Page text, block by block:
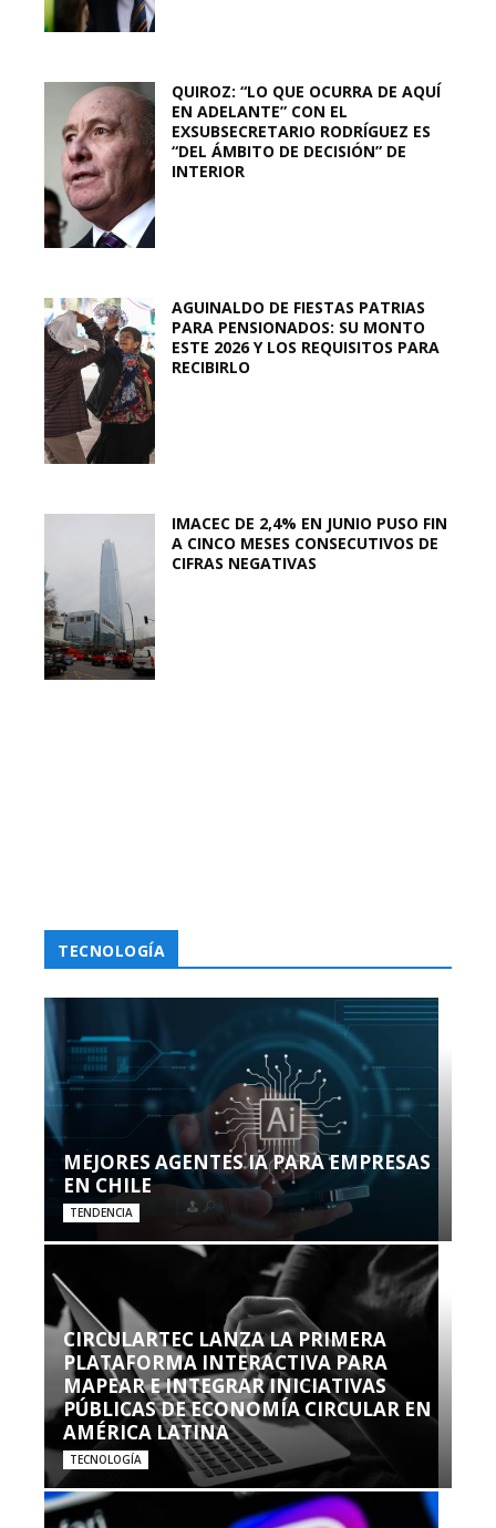
QUIROZ: “LO QUE OCURRA DE AQUÍ
EN ADELANTE” CON EL
EXSUBSECRETARIO RODRÍGUEZ ES
“DEL ÁMBITO DE DECISIÓN” DE
INTERIOR
AGUINALDO DE FIESTAS PATRIAS
PARA PENSIONADOS: SU MONTO
ESTE 2026 Y LOS REQUISITOS PARA
RECIBIRLO
IMACEC DE 2,4% EN JUNIO PUSO FIN
A CINCO MESES CONSECUTIVOS DE
CIFRAS NEGATIVAS
TECNOLOGÍA
MEJORES AGENTES IA PARA EMPRESAS
EN CHILE
TENDENCIA
CIRCULARTEC LANZA LA PRIMERA
PLATAFORMA INTERACTIVA PARA
MAPEAR E INTEGRAR INICIATIVAS
PÚBLICAS DE ECONOMÍA CIRCULAR EN
AMÉRICA LATINA
TECNOLOGÍA